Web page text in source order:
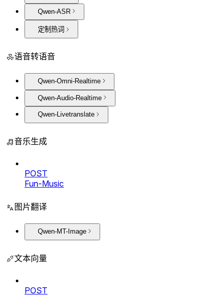
Qwen-ASR
定制热词
语音转语音
Qwen-Omni-Realtime
Qwen-Audio-Realtime
Qwen-Livetranslate
音乐生成
POST
Fun-Music
图片翻译
Qwen-MT-Image
文本向量
POST